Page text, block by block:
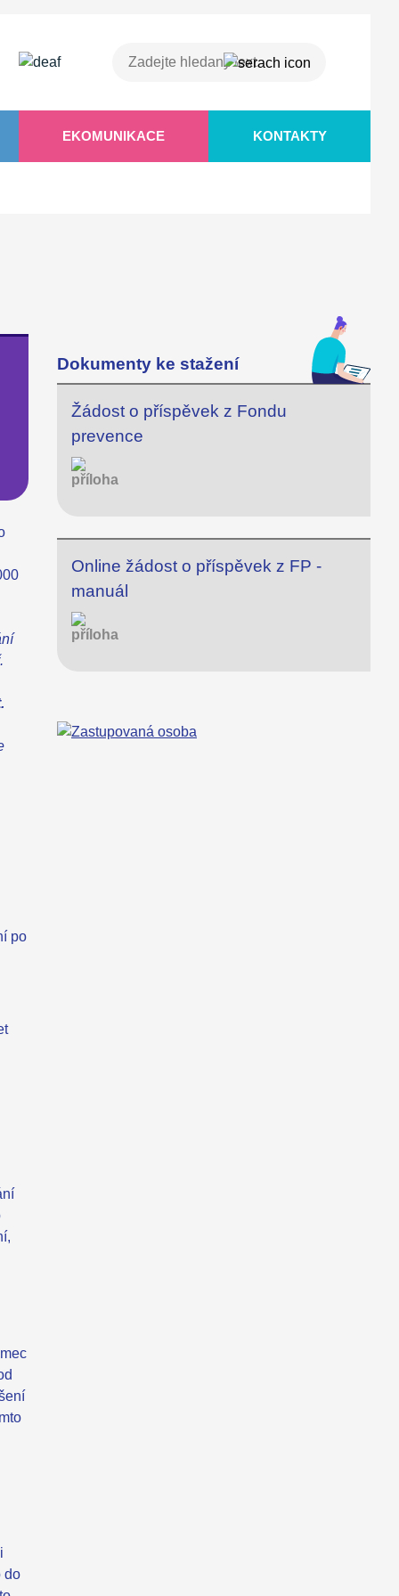
EKOMUNIKACE KONTAKTY
po
do
Dokumenty ke stažení
Žádost o příspěvek z Fondu
prevence
Online žádost o příspěvek z FP -
manuál